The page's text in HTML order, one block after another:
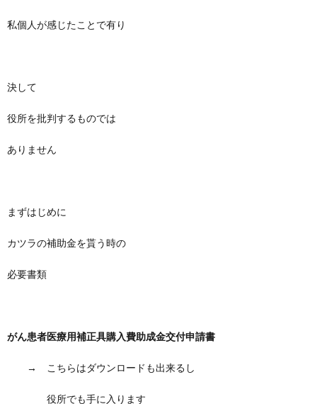
私個人が感じたことで有り
決して
役所を批判するものでは
ありません
まずはじめに
カツラの補助金を貰う時の
必要書類
がん患者医療用補正具購入費助成金交付申請書
→ こちらはダウンロードも出来るし
役所でも手に入ります